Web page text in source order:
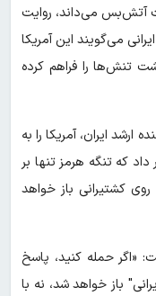
آتش‌بس می‌داند، روایت
می‌گویند این آمریکا
تنش‌ها را فراهم کرده
ارشد ایران، آمریکا را به
که تنگه هرمز تنها بر
کشتیرانی باز خواهد
«اگر حمله کنید، پاسخ
باز خواهد شد، نه با